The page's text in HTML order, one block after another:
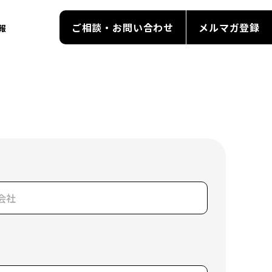
ご相談・お問い合わせ メルマガ登録